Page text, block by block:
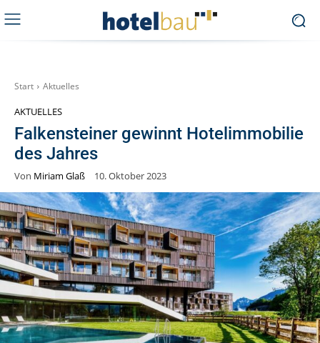
Start Aktuelles
AKTUELLES
Falkensteiner gewinnt Hotelimmobilie
des Jahres
Von Miriam Glaß 10. Oktober 2023